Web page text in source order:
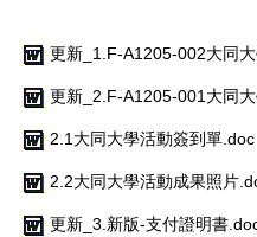
更新_1.F-A1205-002大同
更新_2.F-A1205-001大同
2.1大同大學活動簽到單.doc
2.2大同大學活動成果照片
更新_3.新版-支付證明書